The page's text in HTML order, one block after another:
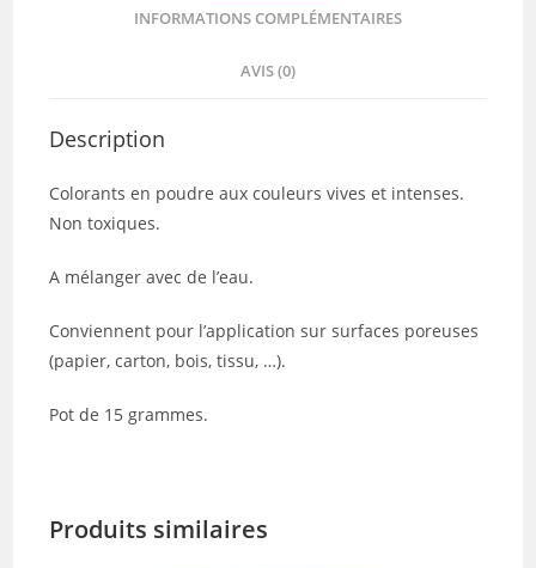
INFORMATIONS COMPLÉMENTAIRES
AVIS (0)
Description
Colorants en poudre aux couleurs vives et intenses.
Non toxiques.
A mélanger avec de l’eau.
Conviennent pour l’application sur surfaces poreuses
(papier, carton, bois, tissu, …).
Pot de 15 grammes.
Produits similaires